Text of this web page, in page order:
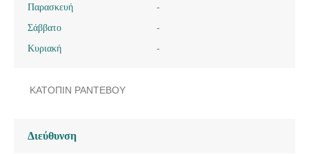
Παρασκευή
-
Σάββατο
-
Κυριακή
-
ΚΑΤΟΠΙΝ ΡΑΝΤΕΒΟΥ
Διεύθυνση